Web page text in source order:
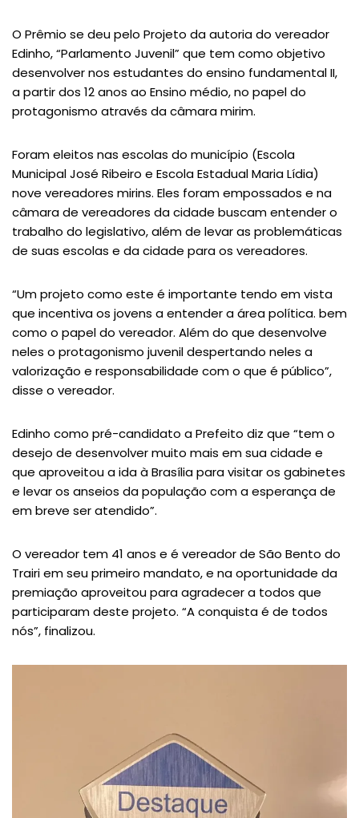
O Prêmio se deu pelo Projeto da autoria do vereador
Edinho, “Parlamento Juvenil” que tem como objetivo
desenvolver nos estudantes do ensino fundamental II,
a partir dos 12 anos ao Ensino médio, no papel do
protagonismo através da câmara mirim.
Foram eleitos nas escolas do município (Escola
Municipal José Ribeiro e Escola Estadual Maria Lídia)
nove vereadores mirins. Eles foram empossados e na
câmara de vereadores da cidade buscam entender o
trabalho do legislativo, além de levar as problemáticas
de suas escolas e da cidade para os vereadores.
“Um projeto como este é importante tendo em vista
que incentiva os jovens a entender a área política. bem
como o papel do vereador. Além do que desenvolve
neles o protagonismo juvenil despertando neles a
valorização e responsabilidade com o que é público”,
disse o vereador.
Edinho como pré-candidato a Prefeito diz que “tem o
desejo de desenvolver muito mais em sua cidade e
que aproveitou a ida à Brasília para visitar os gabinetes
e levar os anseios da população com a esperança de
em breve ser atendido”.
O vereador tem 41 anos e é vereador de São Bento do
Trairi em seu primeiro mandato, e na oportunidade da
premiação aproveitou para agradecer a todos que
participaram deste projeto. “A conquista é de todos
nós”, finalizou.